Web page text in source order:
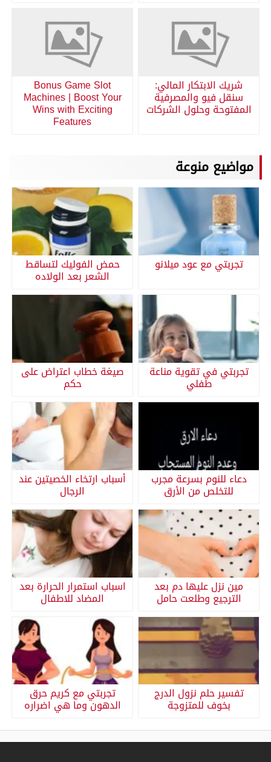
شريك الابتكار المالي:
سنقل فيو والمصرفية
المفتوحة وحلول الشركات
Bonus Game Slot
Machines | Boost Your
Wins with Exciting
Features
مواضيع منوعة
تجربتي مع عود ميلانو حمض الفوليك لتساقط
الشعر بعد الولاده
تجربتي في تقوية مناعة
طفلي
صيغة خطاب اعتراض على
حكم
دعاء للنوم بسرعة مجرب
للتخلص من الأرق
أسباب ارتخاء الخصيتين عند
الرجال
مين نزل عليها دم بعد
الترجيع وطلعت حامل
اسباب استمرار الحرارة بعد
المضاد للاطفال
تفسير حلم نزول الدرج
بخوف للمتزوجة
تجربتي مع كريم حرق
الدهون وما هي اضراره